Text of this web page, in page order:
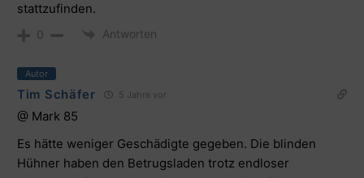
stattzufinden.
0 Antworten
Autor
Tim Schäfer 5 Jahre vor
@ Mark 85
Es hätte weniger Geschädigte gegeben. Die blinden
Hühner haben den Betrugsladen trotz endloser